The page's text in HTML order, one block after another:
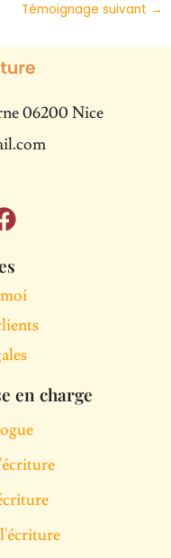
Témoignage suivant →
06200 Nice
F
a
c
e
b
o
o
en charge